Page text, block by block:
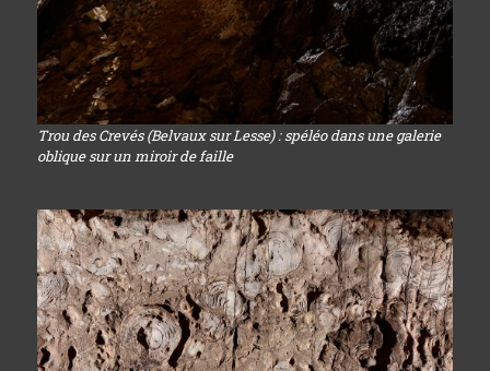
Trou des Crevés (Belvaux sur Lesse) : spéléo dans une galerie
oblique sur un miroir de faille